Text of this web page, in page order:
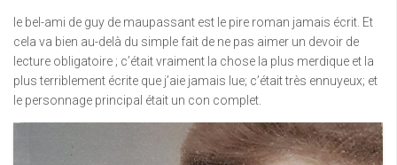
le bel-ami de guy de maupassant est le pire roman jamais écrit. Et
cela va bien au-delà du simple fait de ne pas aimer un devoir de
lecture obligatoire ; c’était vraiment la chose la plus merdique et la
plus terriblement écrite que j’aie jamais lue; c’était très ennuyeux; et
le personnage principal était un con complet.